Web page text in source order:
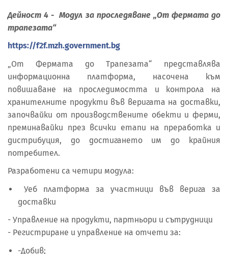
Дейност 4 - Модул за проследяване „От фермата до
трапезата“
https://f2f.mzh.government.bg
„От Фермата до Трапезата“ представлява
информационна платформа, насочена към
повишаване на проследимостта и контрола на
хранителните продукти във веригата на доставки,
започвайки от производствените обекти и ферми,
преминавайки през всички етапи на преработка и
дистрибуция, до достигането им до крайния
потребител.
Разработени са четири модула:
Уеб платформа за участници във верига за
доставки
- Управление на продукти, партньори и сътрудници
- Регистриране и управление на отчети за:
-Добив;